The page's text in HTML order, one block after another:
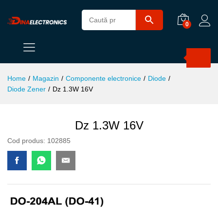
0
Home / Magazin / Componente electronice / Diode /
Diode Zener / Dz 1.3W 16V
Dz 1.3W 16V
Cod produs: 102885